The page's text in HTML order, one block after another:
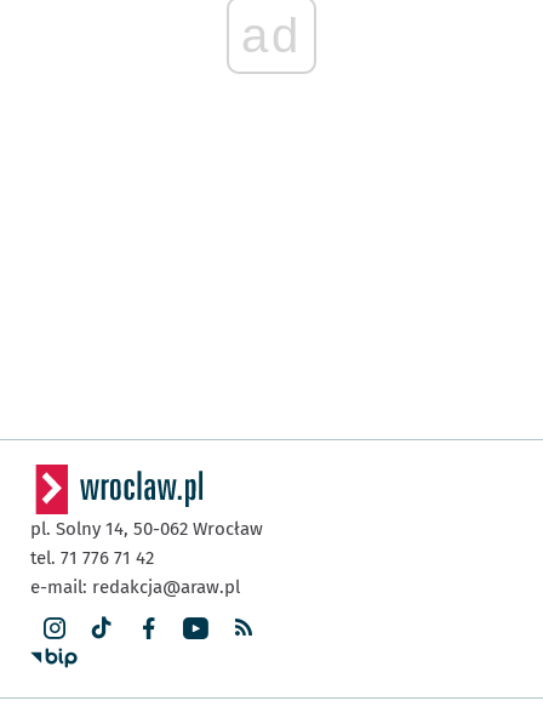
ad
pl. Solny 14, 50-062 Wrocław
tel. 71 776 71 42
e-mail: redakcja@araw.pl